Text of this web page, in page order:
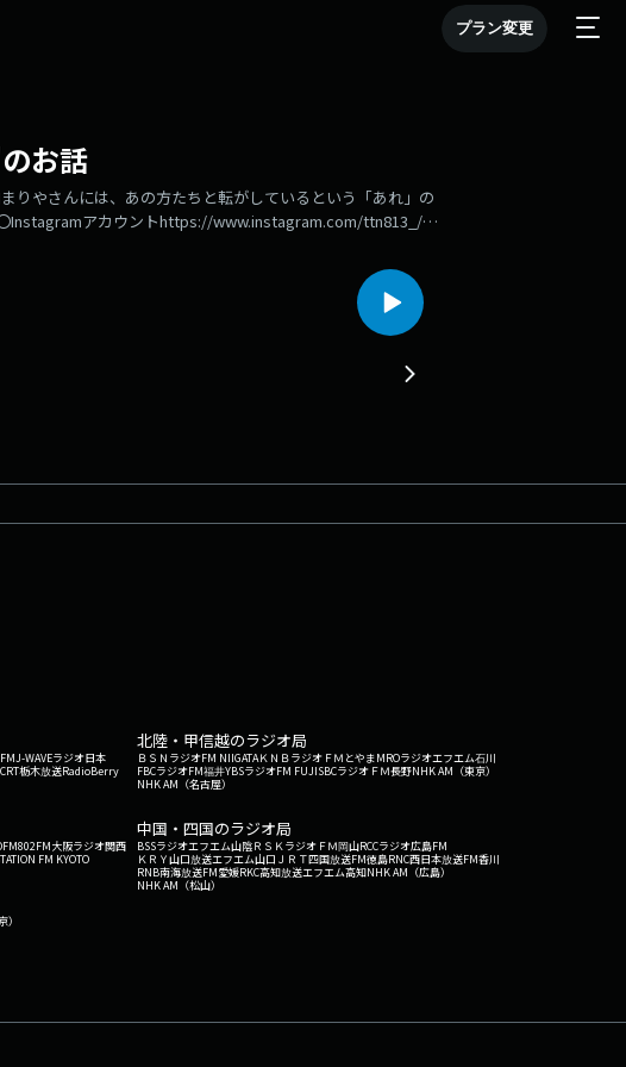
プラン変更
お話
やさんには、あの方たちと転がしているという「あれ」の
アカウントhttps://www.instagram.com/ttn813_/〇
original/talktoneighbors/message/
J-WAVEラジオ日本
CRT栃木放送RadioBerry
北陸・甲信越のラジオ局
ＢＳＮラジオFM NIIGATAＫＮＢラジオ ＦＭとやまMROラジオエフエム石川
FBCラジオFM福井YBSラジオFM FUJISBCラジオ ＦＭ長野NHK AM（東京）
NHK AM（名古屋）
FM802FM大阪ラジオ関西
FM KYOTO
中国・四国のラジオ局
BSSラジオエフエム山陰ＲＳＫラジオ ＦＭ岡山RCCラジオ広島FM
ＫＲＹ山口放送エフエム山口 ＪＲＴ四国放送FM徳島RNC西日本放送FM香川
RNB南海放送FM愛媛RKC高知放送エフエム高知NHK AM（広島）
NHK AM（松山）
）